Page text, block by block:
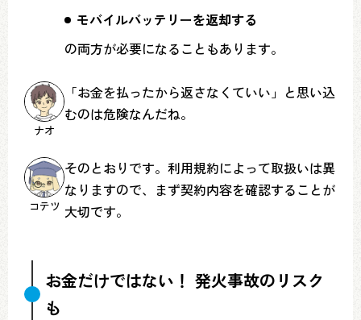
モバイルバッテリーを返却する
の両方が必要になることもあります。
ナオ
「お金を払ったから返さなくていい」と思い込
むのは危険なんだね。
コテツ
そのとおりです。利用規約によって取扱いは異
なりますので、まず契約内容を確認することが
大切です。
お金だけではない！ 発火事故のリスク
も